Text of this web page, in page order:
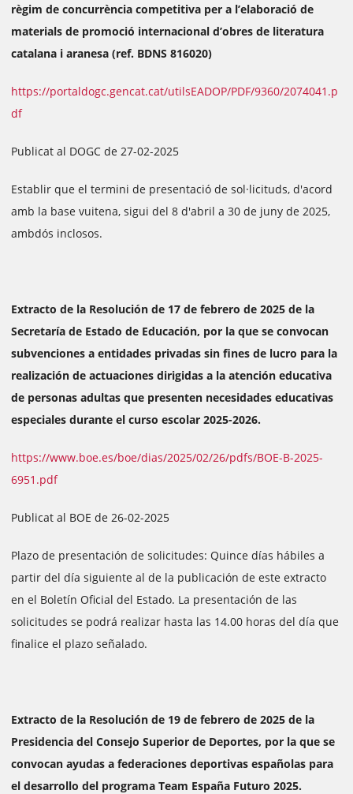
règim de concurrència competitiva per a l’elaboració de
materials de promoció internacional d’obres de literatura
catalana i aranesa (ref. BDNS 816020)
https://portaldogc.gencat.cat/utilsEADOP/PDF/9360/2074041.p
df
Publicat al DOGC de 27-02-2025
Establir que el termini de presentació de sol·licituds, d'acord
amb la base vuitena, sigui del 8 d'abril a 30 de juny de 2025,
ambdós inclosos.
Extracto de la Resolución de 17 de febrero de 2025 de la
Secretaría de Estado de Educación, por la que se convocan
subvenciones a entidades privadas sin fines de lucro para la
realización de actuaciones dirigidas a la atención educativa
de personas adultas que presenten necesidades educativas
especiales durante el curso escolar 2025-2026.
https://www.boe.es/boe/dias/2025/02/26/pdfs/BOE-B-2025-
6951.pdf
Publicat al BOE de 26-02-2025
Plazo de presentación de solicitudes: Quince días hábiles a
partir del día siguiente al de la publicación de este extracto
en el Boletín Oficial del Estado. La presentación de las
solicitudes se podrá realizar hasta las 14.00 horas del día que
finalice el plazo señalado.
Extracto de la Resolución de 19 de febrero de 2025 de la
Presidencia del Consejo Superior de Deportes, por la que se
convocan ayudas a federaciones deportivas españolas para
el desarrollo del programa Team España Futuro 2025.